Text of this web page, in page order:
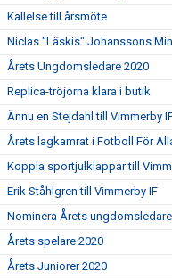
Kallelse till årsmöte
Niclas "Läskis" Johanssons
Årets Ungdomsledare 2020
Replica-tröjorna klara i butik
Ännu en Stejdahl till Vimmerby
Årets lagkamrat i Fotboll För
Koppla sportjulklappar till
Erik Ståhlgren till Vimmerby IF
Nominera Årets
Årets spelare 2020
Årets Juniorer 2020